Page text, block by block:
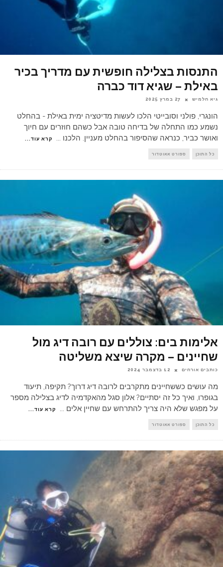
התנסות בצלילה חופשית עם מדריך בכיר
באילת – שגיא דוד כברה
גיא חלמיש 27 במרץ 2025
הונגרי, פולני וסובייטי הלכו לעשות מדיטציה ימית באילת - בהחלט
נשמע כמו התחלה של בדיחה טובה אבל כשהם חוזרים עם חיוך
ואושר כביר, כנראה שהסיפור בהחלט מעניין. הלכנו
קרא עוד...
כל התוכן ספורט אאוטדור
אלימות בים: צוללים עם רובה דיג מול
שחיינים – מקרה שיצא משליטה
כותבים אורחים 12 בדצמבר 2024
מה עושים כששחיינים מתקרבים לרובה דיג דרוך? תקיפה, תיעוד
בגופרו, ואיך כל זה יסתיים? אלון סגל מהאקדמיה לדיג בצלילה מספר
על מפגש שלא היה צריך להתרחש עם שחיין אלים ... קרא עוד...
כל התוכן ספורט אאוטדור